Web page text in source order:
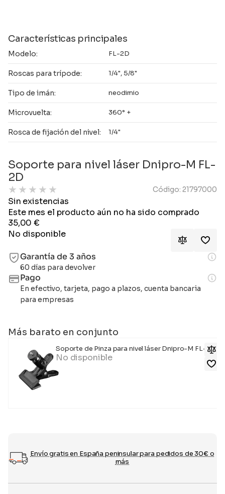
Características principales
Modelo: FL-2D
Roscas para trípode: 1/4", 5/8"
Tipo de imán: neodimio
Microvuelta: 360° +
Rosca de fijación del nivel: 1/4"
Soporte para nivel láser Dnipro-M FL-
2D
★ ★ ★ ★ ★ Código: 21797000
Sin existencias
Este mes el producto aún no ha sido comprado
35,00€
No disponible
Garantía de 3 años
60 días para devolver
Pago
En efectivo, tarjeta, pago a plazos, cuenta bancaria
para empresas
Más barato en conjunto
Soporte de Pinza para nivel láser Dnipro-M FL-45
No disponible
Envío gratis en España peninsular para pedidos de 30€ o
más